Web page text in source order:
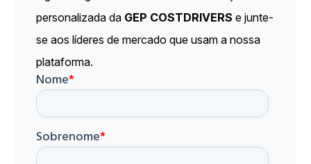
personalizada da GEP COSTDRIVERS e junte-
se aos líderes de mercado que usam a nossa
plataforma.